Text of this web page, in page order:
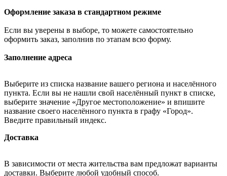
Оформление заказа в стандартном режиме
Если вы уверены в выборе, то можете самостоятельно
оформить заказ, заполнив по этапам всю форму.
Заполнение адреса
Выберите из списка название вашего региона и населённого
пункта. Если вы не нашли свой населённый пункт в списке,
выберите значение «Другое местоположение» и впишите
название своего населённого пункта в графу «Город».
Введите правильный индекс.
Доставка
В зависимости от места жительства вам предложат варианты
доставки. Выберите любой удобный способ.